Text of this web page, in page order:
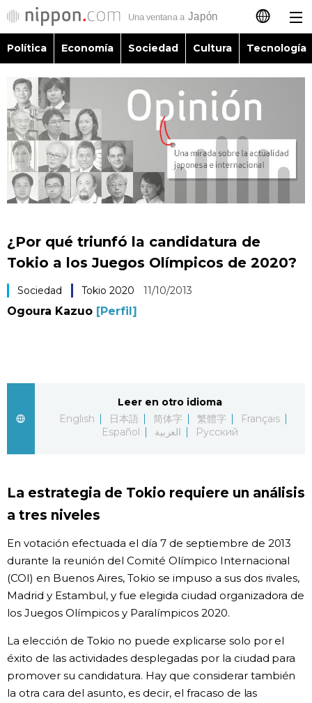
日本語
English
简体字
繁體字
Русский
Política
Economía
Cultura
Tecnología
Vídeos e imágenes
En profundidad
Más
Fragmentos de Japón
Blog
Política Economía Sociedad Cultura Tecnología
¿Por qué triunfó la candidatura de
Tokio a los Juegos Olímpicos de 2020?
Sociedad Tokio 2020 11/10/2013
Ogoura Kazuo [Perfil]
Leer en otro idioma
English
日本語 简体字 繁體字
Français
Español
العربية Русский
La estrategia de Tokio requiere un análisis
a tres niveles
En votación efectuada el día 7 de septiembre de 2013
durante la reunión del Comité Olímpico Internacional
(COI) en Buenos Aires, Tokio se impuso a sus dos rivales,
Madrid y Estambul, y fue elegida ciudad organizadora de
los Juegos Olímpicos y Paralímpicos 2020.
La elección de Tokio no puede explicarse solo por el
éxito de las actividades desplegadas por la ciudad para
promover su candidatura. Hay que considerar también
la otra cara del asunto, es decir, el fracaso de las